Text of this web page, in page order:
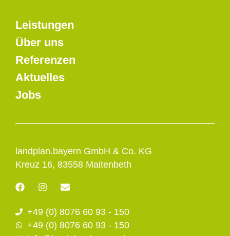
landplan.bayern GmbH & Co. KG
Kreuz 16, 83558 Maitenbeth
F
a
e
b
o
I
n
t
a
g
E
e
l
o
+49 (0) 8076 60 93 - 150
+49 (0) 8076 60 93 - 150
Leistungen
Über uns
Referenzen
Aktuelles
Jobs